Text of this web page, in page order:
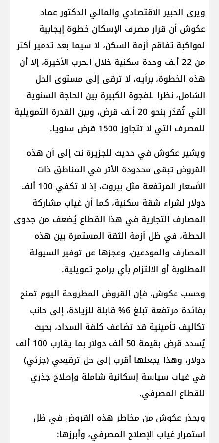
ويرى الخبير الاقتصادي والمالي الدكتور عماد
عكوش أن قرار مصرف الإسكان خطوة إيجابية
لمواكبة تفاقم أزمة السكن، لا سيما بعد تدمير أكثر
من 22 ألف وحدة سكنية خلال الحرب الأخيرة، إلا أن
هذه الخطوة، برأيه، لا ترقى إلى مستوى الحل
الشامل، نظرا للفجوة الكبيرة بين الحاجة السنوية
التي تُقدّر بنحو 20 ألف قرض، وبين القدرة التمويلية
للمصرف التي لا تتجاوز 1500 قرض سنويا.
ويشير عكوش في حديث للجزيرة نت إلى أن هذه
القروض تبقى محدودة الأثر في المناطق ذات
الأسعار المرتفعة مثل بيروت، إذ لا تكفي 100 ألف
دولار لشراء شقة سكنية، كما أن غياب مشاركة
المصارف التجارية في هذا القطاع يُضعف من جدوى
الخطة، في ظل أزمة الثقة المستمرة بين هذه
المصارف والمودعين، وعجزها عن توفير السيولة
المطلوبة أو الالتزام بأي برامج تمويلية.
وحسب عكوش، فإن القروض المطروحة اليوم تمنح
بفائدة مرتفعة تبلغ 6% قابلة للزيادة، إلى جانب
تكاليف تأمينية قد تضاعف كلفة السداد، بحيث
يُسدد قرض بقيمة 50 ألف دولار بما يقارب 100 ألف
دولار، وهذا يجعلها أقرب إلى حل ترقيعي (جزئي)
في غياب سياسة إسكانية شاملة وإصلاح جذري
للقطاع المصرفي.
ويحذر عكوش من مخاطر هذه القروض في ظل
استمرار غياب الإصلاح المصرفي، وأبرزها: